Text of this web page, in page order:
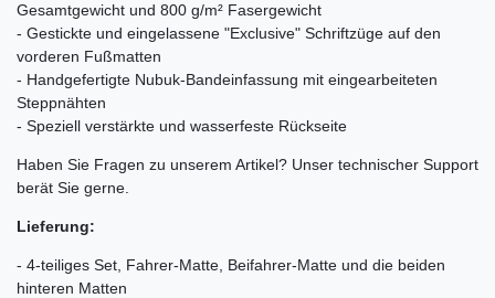
Gesamtgewicht und 800 g/m² Fasergewicht
- Gestickte und eingelassene "Exclusive" Schriftzüge auf den
vorderen Fußmatten
- Handgefertigte Nubuk-Bandeinfassung mit eingearbeiteten
Steppnähten
- Speziell verstärkte und wasserfeste Rückseite
Haben Sie Fragen zu unserem Artikel? Unser technischer Support
berät Sie gerne.
Lieferung:
- 4-teiliges Set, Fahrer-Matte, Beifahrer-Matte und die beiden
hinteren Matten